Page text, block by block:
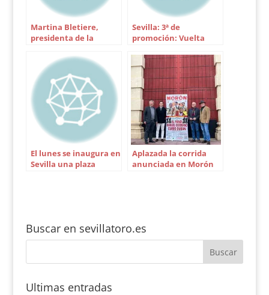
Martina Bletiere,
presidenta de la
Sevilla: 3ª de
promoción: Vuelta
Conchi Ríos
El lunes se inaugura en
Sevilla una plaza
Aplazada la corrida
anunciada en Morón
Buscar en sevillatoro.es
Ultimas entradas